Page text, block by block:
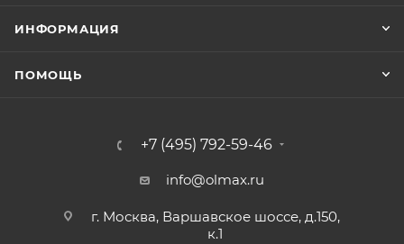
ИНФОРМАЦИЯ
ПОМОЩЬ
+7 (495) 792-59-46
info@olmax.ru
г. Москва, Варшавское шоссе, д.150,
к.1